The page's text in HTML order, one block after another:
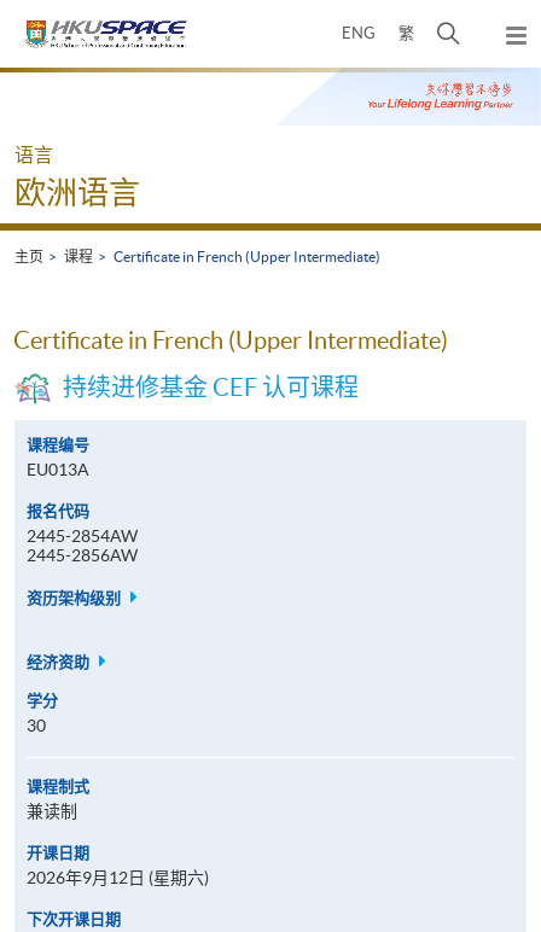
ENG 繁
开
搜
寻
弹
出
主
Main
语言
欧洲语言
主页 课程 Certificate in French (Upper Intermediate)
Certificate in French (Upper Intermediate)
持续进修基金 CEF 认可课程
课程编号
EU013A
报名代码
2445-2854AW
2445-2856AW
资历架构级别
经济资助
学分
30
课程制式
兼读制
开课日期
2026年9月12日 (星期六)
下次开课日期